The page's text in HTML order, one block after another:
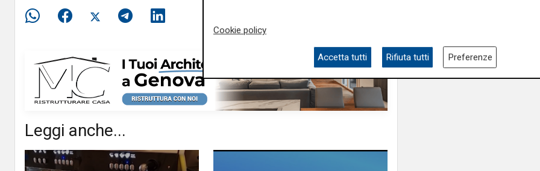
Leggi anche...
Cookie policy
Accetta tutti Rifiuta tutti Preferenze